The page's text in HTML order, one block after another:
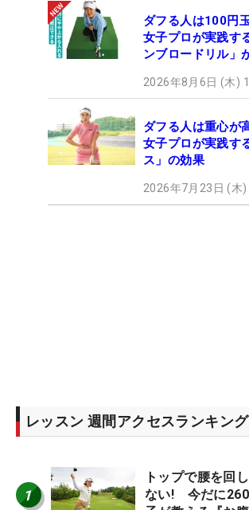
ダフる人は100円
女子プロが実践す
ンブロードリル」
2026年8月6日 (木)
ダフる人は重心が
女子プロが実践す
ス」の効果
2026年7月23日 (木
レッスン 週間アクセスランキング
1
トップで腰を回
ない! 今だに